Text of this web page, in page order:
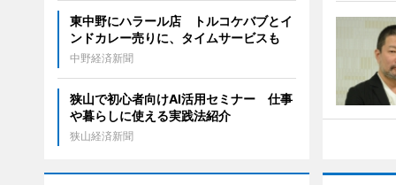
東中野にハラール店 トルコケバブとイ
ンドカレー売りに、タイムサービスも
中野経済新聞
狭山で初心者向けAI活用セミナー 仕事
や暮らしに使える実践法紹介
狭山経済新聞